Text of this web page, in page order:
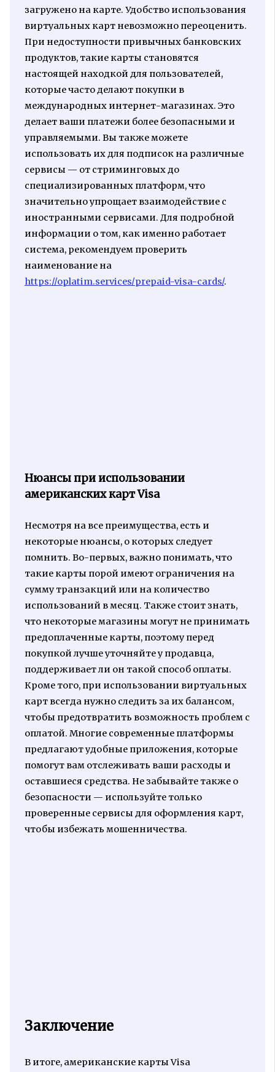
загружено на карте. Удобство использования
виртуальных карт невозможно переоценить.
При недоступности привычных банковских
продуктов, такие карты становятся
настоящей находкой для пользователей,
которые часто делают покупки в
международных интернет-магазинах. Это
делает ваши платежи более безопасными и
управляемыми. Вы также можете
использовать их для подписок на различные
сервисы — от стриминговых до
специализированных платформ, что
значительно упрощает взаимодействие с
иностранными сервисами. Для подробной
информации о том, как именно работает
система, рекомендуем проверить
наименование на
https://oplatim.services/prepaid-visa-cards/.
Нюансы при использовании
американских карт Visa
Несмотря на все преимущества, есть и
некоторые нюансы, о которых следует
помнить. Во-первых, важно понимать, что
такие карты порой имеют ограничения на
сумму транзакций или на количество
использований в месяц. Также стоит знать,
что некоторые магазины могут не принимать
предоплаченные карты, поэтому перед
покупкой лучше уточняйте у продавца,
поддерживает ли он такой способ оплаты.
Кроме того, при использовании виртуальных
карт всегда нужно следить за их балансом,
чтобы предотвратить возможность проблем с
оплатой. Многие современные платформы
предлагают удобные приложения, которые
помогут вам отслеживать ваши расходы и
оставшиеся средства. Не забывайте также о
безопасности — используйте только
проверенные сервисы для оформления карт,
чтобы избежать мошенничества.
Заключение
В итоге, американские карты Visa